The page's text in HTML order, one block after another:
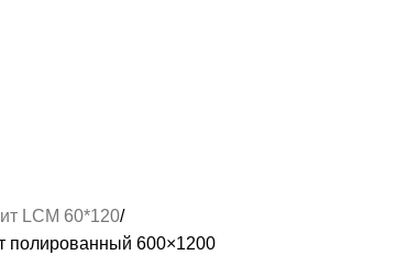
LCM 60*120
полированный 600×1200